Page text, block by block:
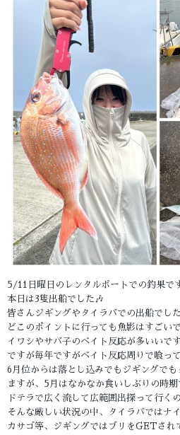
5/11日曜日のレンタルボートでの釣果で
本日は3隻出船でした🎶
皆さんジギングやタイラバでの出船でし
どこのポイントに行っても魚影はすごい
イワシやサバ子のベイト反応が多いいです
ですが毎年ですがベイト反応周りで喰っ
6月位からは落とし込みでもジギングで
ますが、5月はなかなか食いしぶりの時
ドテラで広く流して広範囲出探って行く
そんな厳しい状況の中、タイラバではナ
カサゴ等、ジギングではブリをGETされ